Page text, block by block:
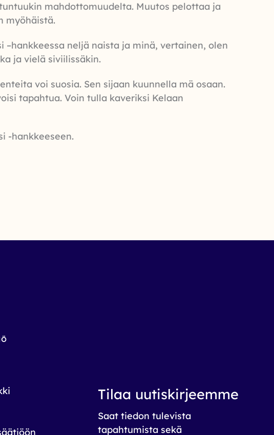
mahdottomuudelta. Muutos pelottaa ja
myöhäistä.
neljä naista ja minä, vertainen, olen
ja vielä siviilissäkin.
voi suosia. Sen sijaan kuunnella mä osaan.
tapahtua. Voin tulla kaveriksi Kelaan
-hankkeeseen.
Tilaa uutiskirjeemme
Saat tiedon tulevista
tapahtumista sekä